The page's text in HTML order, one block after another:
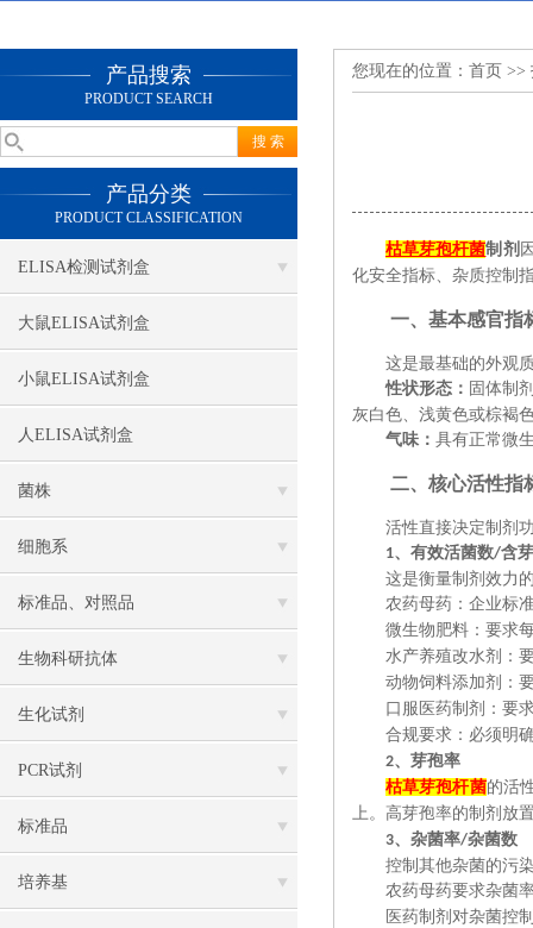
产品搜索
PRODUCT SEARCH
产品分类
PRODUCT CLASSIFICATION
ELISA检测试剂盒
大鼠ELISA试剂盒
小鼠ELISA试剂盒
人ELISA试剂盒
菌株
细胞系
标准品、对照品
生物科研抗体
生化试剂
PCR试剂
标准品
培养基
您现在的位置： 首页 >>
枯草芽孢杆菌制剂
化安全指标、杂质控制
一、基本感官指
这是最基础的外观
性状形态 ‌： 固体制
灰白色、浅黄色或棕褐
气味 ‌： 具有正常微
二、核心活性指
活性直接决定制剂
1、 有效活菌数/含
这是衡量制剂效力
农药母药：企业标
微生物肥料：要求
水产养殖改水剂：
动物饲料添加剂：
口服医药制剂：要
合规要求：必须明
2、 芽孢率
枯草芽孢杆菌的活
上。高芽孢率的制剂放
3、 杂菌率/杂菌数‌
控制其他杂菌的污
农药母药要求杂菌
医药制剂对杂菌控